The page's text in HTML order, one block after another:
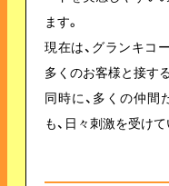
ます。
現在は、グランキコ
多くのお客様と接す
同時に、多くの仲間
も、日々刺激を受けて